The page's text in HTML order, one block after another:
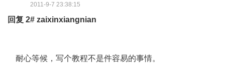
2011-9-7 23:38:15
回复 2# zaixinxiangnian
耐心等候，写个教程不是件容易的事情。